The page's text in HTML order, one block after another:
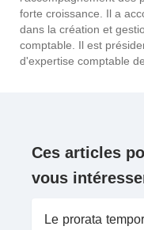
forte croissance. Il a
dans la création et
comptable. Il est
d'expertise comptable
Ces articles
vous
Le prorata